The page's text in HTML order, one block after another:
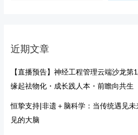
近期文章
【直播预告】神经工程管理云端沙龙第
缘起祛物化・成长践人本・前瞻向共生
恒挚支持|非遗＋脑科学：当传统遇见未
见的大脑